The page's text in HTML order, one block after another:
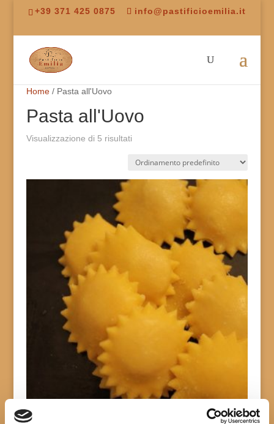
+39 371 425 0875 info@pastificioemilia.it
Home/ Pasta all'Uovo
Pasta all'Uovo
Visualizzazione di 5 risultati
Anolini di Formaggio Grana Padano DOP Gran Riserva